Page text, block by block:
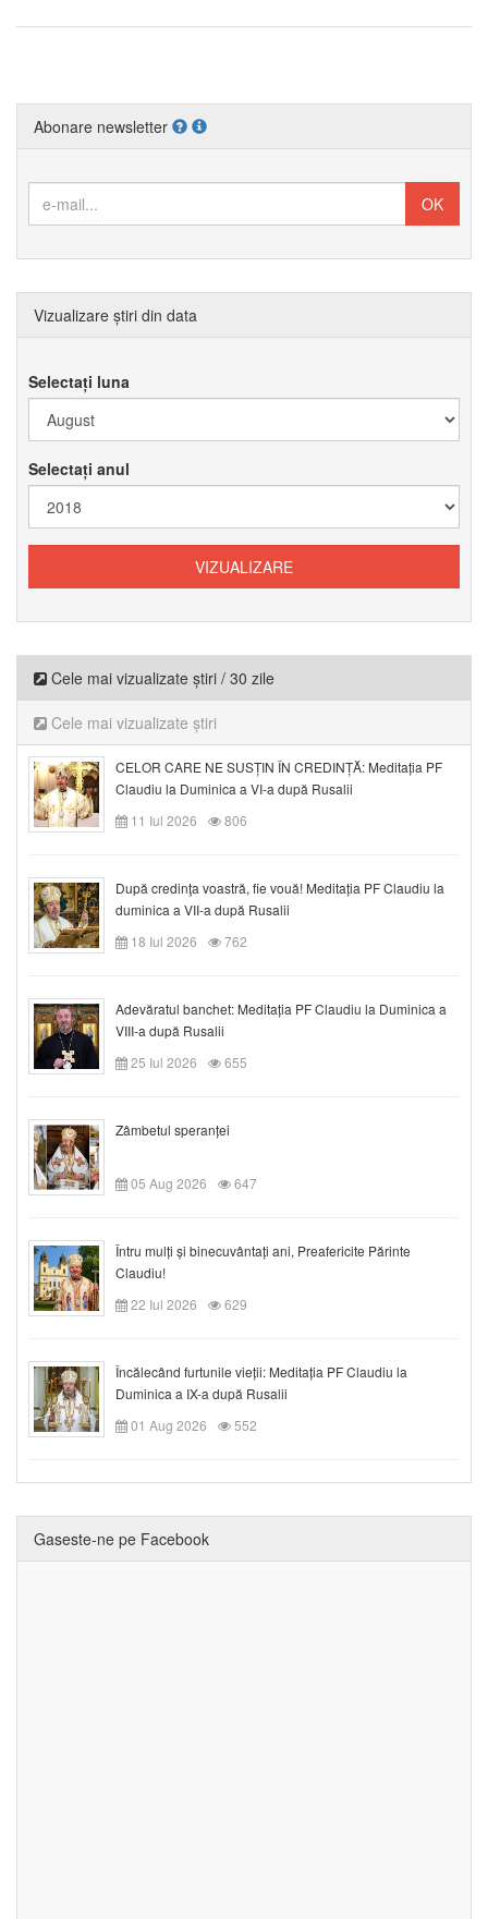
Abonare newsletter
Vizualizare știri din data
Selectați luna
Selectați anul
Cele mai vizualizate știri / 30 zile
Cele mai vizualizate știri
CELOR CARE NE SUSȚIN ÎN CREDINȚĂ: Meditația PF
Claudiu la Duminica a VI-a după Rusalii
11 Iul 2026
806
După credinţa voastră, fie vouă! Meditația PF Claudiu la
duminica a VII-a după Rusalii
18 Iul 2026
762
Adevăratul banchet: Meditația PF Claudiu la Duminica a
VIII-a după Rusalii
25 Iul 2026
655
Zâmbetul speranței
05 Aug 2026 647
Întru mulți și binecuvântați ani, Preafericite Părinte
Claudiu!
22 Iul 2026
629
Încălecând furtunile vieții: Meditația PF Claudiu la
Duminica a IX-a după Rusalii
01 Aug 2026
552
Gaseste-ne pe Facebook